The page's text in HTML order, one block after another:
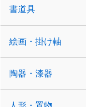
書道具
絵画・掛け軸
陶器・漆器